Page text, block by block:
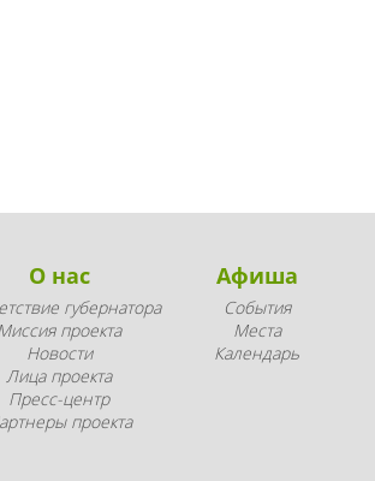
О нас
губернатора
проекта
Новости
Лица проекта
Пресс-центр
проекта
Афиша
События
Места
Календарь